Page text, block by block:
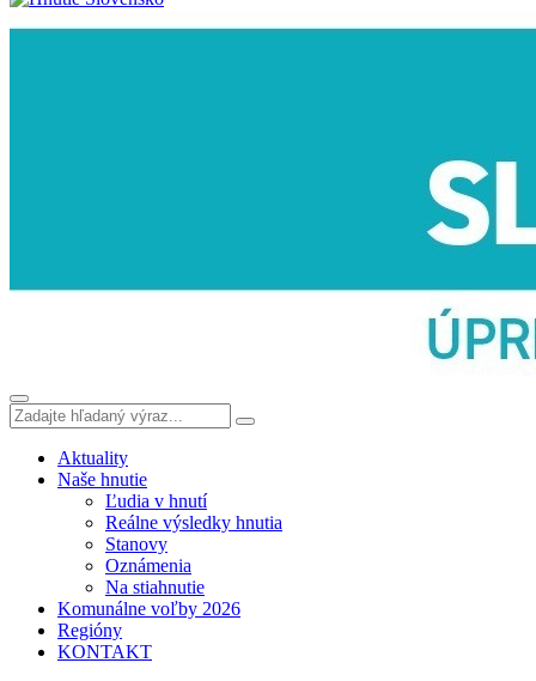
Aktuality
Naše hnutie
Ľudia v hnutí
Reálne výsledky hnutia
Stanovy
Oznámenia
Na stiahnutie
Komunálne voľby 2026
Regióny
KONTAKT